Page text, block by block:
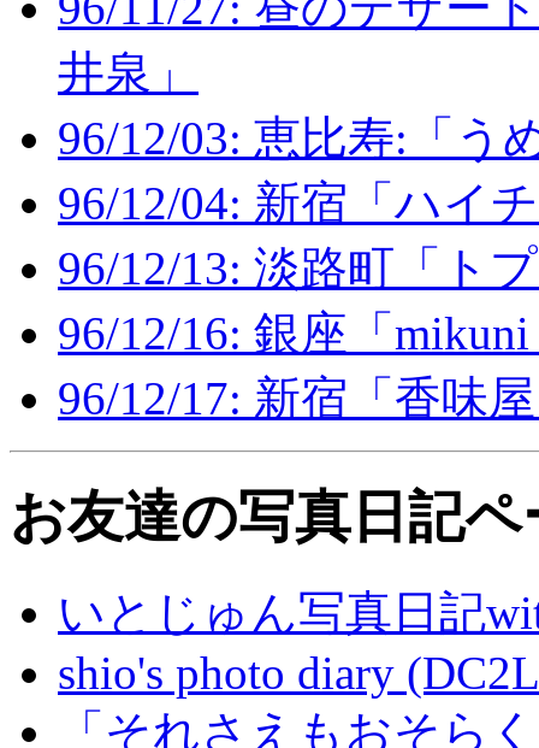
井泉」
96/12/03: 恵比寿:「う
96/12/04: 新宿「ハイ
96/12/13: 淡路町「ト
96/12/16: 銀座「mikuni
96/12/17: 新宿「香味
お友達の写真日記ペ
いとじゅん写真日記
shio's photo diary
「それさえもおそら